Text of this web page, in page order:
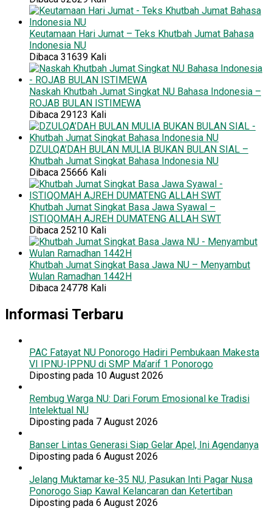
Keutamaan Hari Jumat – Teks Khutbah Jumat Bahasa
Indonesia NU
Dibaca 31639 Kali
Naskah Khutbah Jumat Singkat NU Bahasa Indonesia –
ROJAB BULAN ISTIMEWA
Dibaca 29123 Kali
DZULQA’DAH BULAN MULIA BUKAN BULAN SIAL –
Khutbah Jumat Singkat Bahasa Indonesia NU
Dibaca 25666 Kali
Khutbah Jumat Singkat Basa Jawa Syawal –
ISTIQOMAH AJREH DUMATENG ALLAH SWT
Dibaca 25210 Kali
Khutbah Jumat Singkat Basa Jawa NU – Menyambut
Wulan Ramadhan 1442H
Dibaca 24778 Kali
Informasi Terbaru
PAC Fatayat NU Ponorogo Hadiri Pembukaan Makesta
VI IPNU-IPPNU di SMP Ma’arif 1 Ponorogo
Diposting pada 10 August 2026
Rembug Warga NU: Dari Forum Emosional ke Tradisi
Intelektual NU
Diposting pada 7 August 2026
Banser Lintas Generasi Siap Gelar Apel, Ini Agendanya
Diposting pada 6 August 2026
Jelang Muktamar ke-35 NU, Pasukan Inti Pagar Nusa
Ponorogo Siap Kawal Kelancaran dan Ketertiban
Diposting pada 6 August 2026